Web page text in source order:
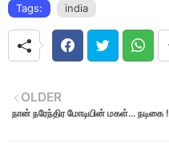
Tags: india
OLDER
நான் நரேந்திர மோடியின் மகள்... நடிகை !